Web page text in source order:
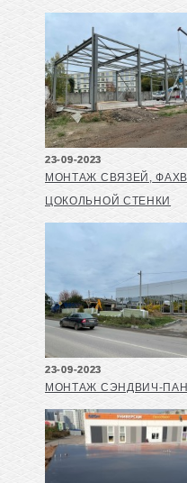
23-09-2023
МОНТАЖ СВЯЗЕЙ,
ЦОКОЛЬНОЙ СТЕНКИ
23-09-2023
МОНТАЖ СЭНДВИЧ-